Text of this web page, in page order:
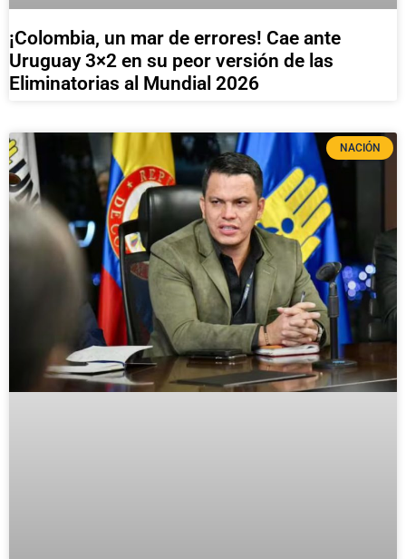
¡Colombia, un mar de errores! Cae ante
Uruguay 3×2 en su peor versión de las
Eliminatorias al Mundial 2026
NACIÓN